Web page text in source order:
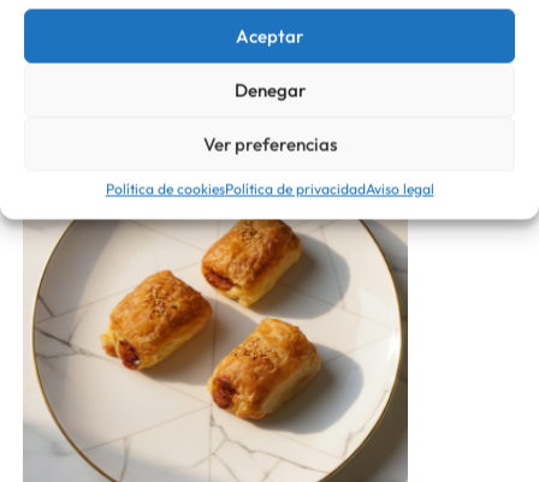
Aceptar
Denegar
Ver preferencias
Política de cookiesPolítica de privacidadAviso legal
Productos relacionados